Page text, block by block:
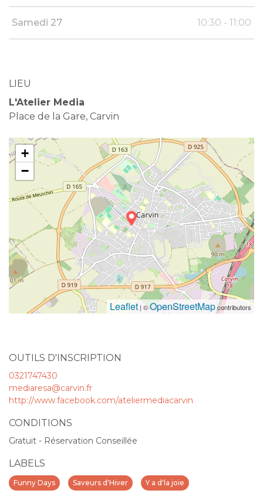
Samedi 27 10:30 - 11:00
LIEU
L'Atelier Media
Place de la Gare, Carvin
+
−
Leaflet | ©OpenStreetMapcontributors
OUTILS D'INSCRIPTION
0321747430
mediaresa@carvin.fr
http://www.facebook.com/ateliermediacarvin
CONDITIONS
Gratuit - Réservation Conseillée
LABELS
Funny Days Saveurs d'Hiver Y a d'la joie